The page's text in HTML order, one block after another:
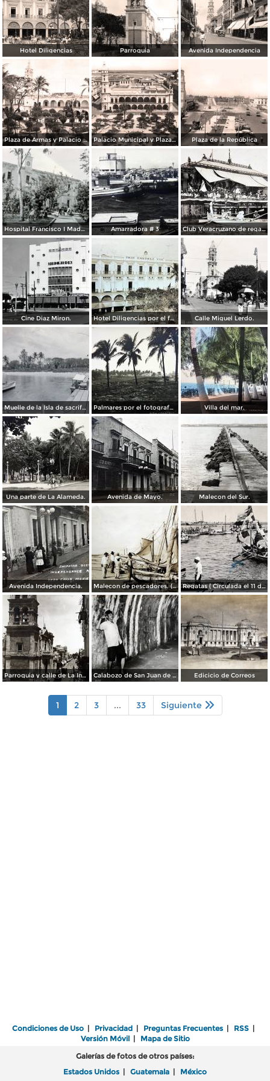
Hotel Diligencias Parroquia Avenida Independencia
Plaza de Armas y Palacio Municipal Palacio Municipal y Plaza de Armas Plaza de la República
Hospital Francisco I Madero. Amarradora # 3 Club Veracruzano de regatas.
Cine Diaz Miron. Hotel Diligencias por el fotografo Walter E Hadsell. ( Circulada el 17 de Febrero de 1914 ). Calle Miguel Lerdo.
Muelle de la Isla de sacrificios. Palmares por el fotografo Hugo Brehme. Villa del mar.
Una parte de La Alameda. Avenida de Mayo. Malecon del Sur.
Avenida Independencia. Malecon de pescadores. ( Circulada el 12 de Agosto de 1911 ). Regatas ( Circulada el 11 de Abril de 1926 ).
Parroquia y calle de La Independencia. Calabozo de San Juan de Ulua. Edicicio de Correos
1 2 3 ... 33 Siguiente
Condiciones de Uso | Privacidad | Preguntas Frecuentes | RSS |
Versión Móvil| Mapa de Sitio
Galerías de fotos de otros países:
Estados Unidos | Guatemala | México